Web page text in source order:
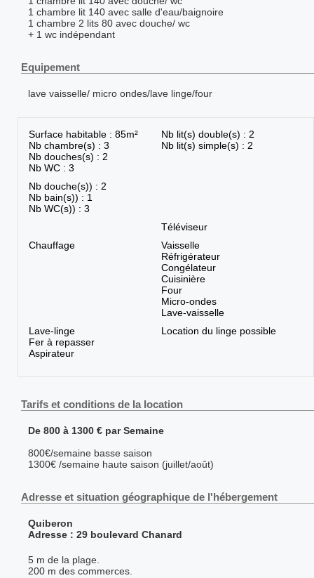
1 chambre lit 140 avec salle d'eau/baignoire
1 chambre 2 lits 80 avec douche/ wc
+ 1 wc indépendant
Equipement
lave vaisselle/ micro ondes/lave linge/four
Surface habitable : 85m²
Nb chambre(s) : 3
Nb douches(s) : 2
Nb WC : 3
Nb lit(s) double(s) : 2
Nb lit(s) simple(s) : 2
Nb douche(s)) : 2
Nb bain(s)) : 1
Nb WC(s)) : 3
Téléviseur
Chauffage
Vaisselle
Réfrigérateur
Congélateur
Cuisinière
Four
Micro-ondes
Lave-vaisselle
Lave-linge
Fer à repasser
Aspirateur
Location du linge possible
Tarifs et conditions de la location
De 800 à 1300 € par Semaine
800€/semaine basse saison
1300€ /semaine haute saison (juillet/août)
Adresse et situation géographique de l'hébergement
Quiberon
Adresse : 29 boulevard Chanard
5 m de la plage.
200 m des commerces.